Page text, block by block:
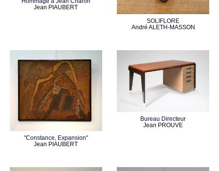
Jean PIAUBERT
SOLIFLORE
André ALETH-MASSON
"Constance, Expansion"
Jean PIAUBERT
Bureau Directeur
Jean PROUVE